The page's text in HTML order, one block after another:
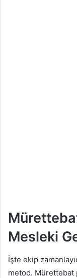
Mesleki
İşte ekip
metod. Mürettebat